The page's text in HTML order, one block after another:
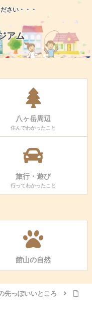
さい・・・
アム
八ヶ岳周辺
住んでわかったこと
旅行・遊び
行ってわかったこと
館山の自然
先っぽいいところ